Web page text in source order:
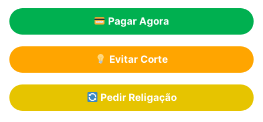
Pagar Agora
Evitar Corte
Pedir Religação